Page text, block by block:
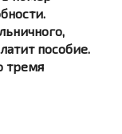
пособие.
тремя